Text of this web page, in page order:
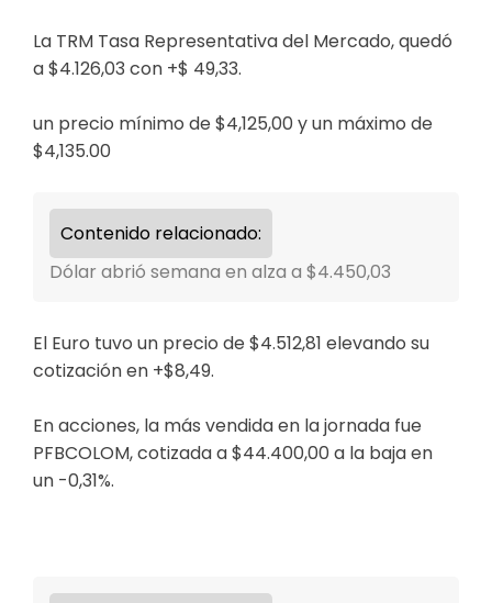
La TRM Tasa Representativa del Mercado, quedó
a$4.126,03 con +$ 49,33.
un precio mínimo de $4,125,00 y un máximo de
$4,135.00
Contenido relacionado:
Dólar abrió semana en alza a $4.450,03
El Euro tuvo un precio de $4.512,81 elevando su
cotización en +$8,49.
En acciones, la más vendida en la jornada fue
PFBCOLOM, cotizada a $44.400,00 a la baja en
un -0,31%.